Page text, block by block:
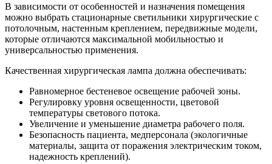
В зависимости от особенностей и назначения помещения
можно выбрать стационарные светильники хирургические с
потолочным, настенным креплением, передвижные модели,
которые отличаются максимальной мобильностью и
универсальностью применения.
Качественная хирургическая лампа должна обеспечивать:
Равномерное бестеневое освещение рабочей зоны.
Регулировку уровня освещенности, цветовой
температуры светового потока.
Увеличение и уменьшение диаметра рабочего поля.
Безопасность пациента, медперсонала (экологичные
материалы, защита от поражения электрическим током,
надежность креплений).